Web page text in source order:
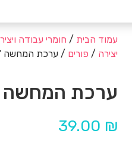
עמוד הבית / חומרי עבודה
יצירה / פורים / ערכת המחשה
ערכת המחשה
39.00 ₪